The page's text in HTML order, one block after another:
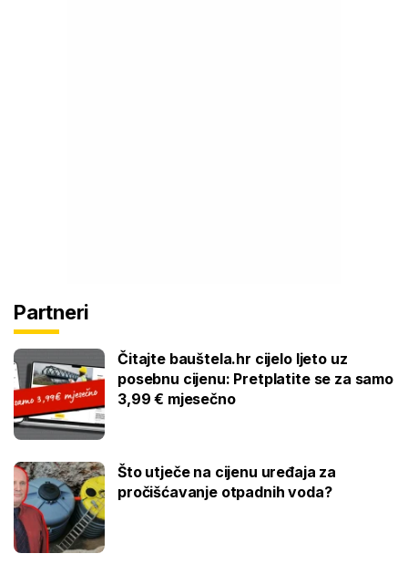
Partneri
Čitajte bauštela.hr cijelo ljeto uz
posebnu cijenu: Pretplatite se za samo
3,99 € mjesečno
Što utječe na cijenu uređaja za
pročišćavanje otpadnih voda?